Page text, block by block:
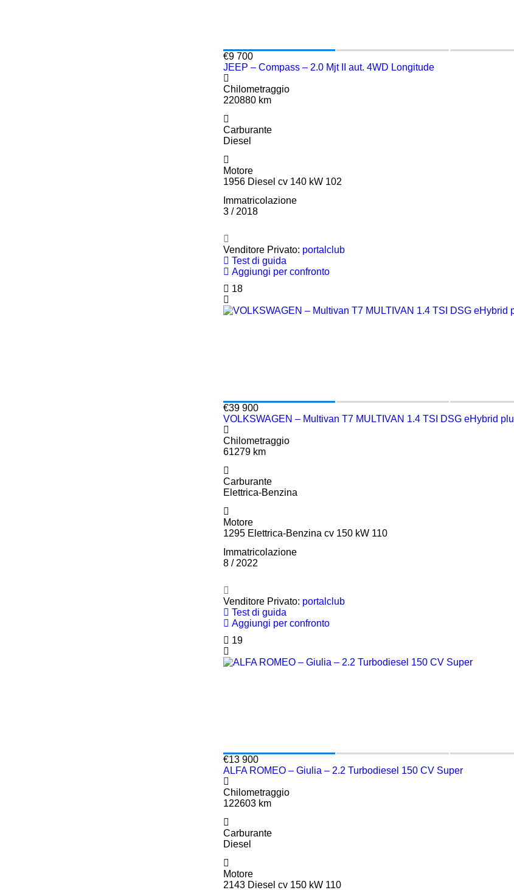
€9 700
JEEP – Compass – 2.0 Mjt II aut. 4WD Longitude
Chilometraggio
220880 km
Carburante
Diesel
Motore
1956 Diesel cv 140 kW 102
Immatricolazione
3 / 2018
Venditore Privato: portalclub
Test di guida
Aggiungi per confronto
18
€39 900
VOLKSWAGEN – Multivan T7 MULTIVAN 1.4 TSI DSG eHybrid
Chilometraggio
61279 km
Carburante
Elettrica-Benzina
Motore
1295 Elettrica-Benzina cv 150 kW 110
Immatricolazione
8 / 2022
Venditore Privato: portalclub
Test di guida
Aggiungi per confronto
19
€13 900
ALFA ROMEO – Giulia – 2.2 Turbodiesel 150 CV Super
Chilometraggio
122603 km
Carburante
Diesel
Motore
2143 Diesel cv 150 kW 110